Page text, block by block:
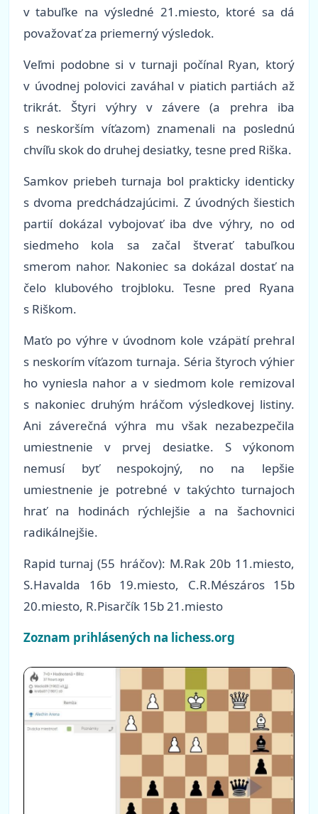
v tabuľke na výsledné 21.miesto, ktoré sa dá
považovať za priemerný výsledok.
Veľmi podobne si v turnaji počínal Ryan, ktorý
v úvodnej polovici zaváhal v piatich partiách až
trikrát. Štyri výhry v závere (a prehra iba
s neskorším víťazom) znamenali na poslednú
chvíľu skok do druhej desiatky, tesne pred Riška.
Samkov priebeh turnaja bol prakticky identicky
s dvoma predchádzajúcimi. Z úvodných šiestich
partií dokázal vybojovať iba dve výhry, no od
siedmeho kola sa začal štverať tabuľkou
smerom nahor. Nakoniec sa dokázal dostať na
čelo klubového trojbloku. Tesne pred Ryana
s Riškom.
Maťo po výhre v úvodnom kole vzápätí prehral
s neskorím víťazom turnaja. Séria štyroch výhier
ho vyniesla nahor a v siedmom kole remizoval
s nakoniec druhým hráčom výsledkovej listiny.
Ani záverečná výhra mu však nezabezpečila
umiestnenie v prvej desiatke. S výkonom
nemusí byť nespokojný, no na lepšie
umiestnenie je potrebné v takýchto turnajoch
hrať na hodinách rýchlejšie a na šachovnici
radikálnejšie.
Rapid turnaj (55 hráčov): M.Rak 20b 11.miesto,
S.Havalda 16b 19.miesto, C.R.Mészáros 15b
20.miesto, R.Pisarčík 15b 21.miesto
Zoznam prihlásených na lichess.org